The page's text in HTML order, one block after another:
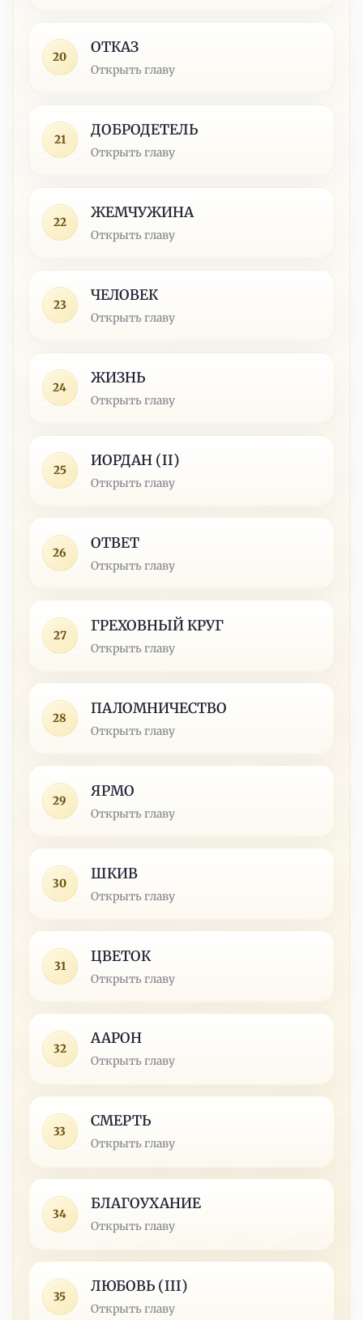
20
ОТКАЗ
Открыть главу
21
ДОБРОДЕТЕЛЬ
Открыть главу
22
ЖЕМЧУЖИНА
Открыть главу
23
ЧЕЛОВЕК
Открыть главу
24
ЖИЗНЬ
Открыть главу
25
ИОРДАН (II)
Открыть главу
26
ОТВЕТ
Открыть главу
27
ГРЕХОВНЫЙ КРУГ
Открыть главу
28
ПАЛОМНИЧЕСТВО
Открыть главу
29
ЯРМО
Открыть главу
30
ШКИВ
Открыть главу
31
ЦВЕТОК
Открыть главу
32
ААРОН
Открыть главу
33
СМЕРТЬ
Открыть главу
34
БЛАГОУХАНИЕ
Открыть главу
35
ЛЮБОВЬ (III)
Открыть главу